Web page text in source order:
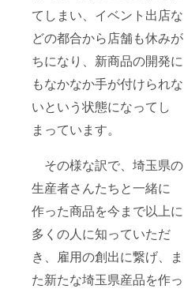
てしまい、イベント出店な
どの都合から店舗も休みが
ちになり、新商品の開発に
もなかなか手が付けられな
いという状態になってし
まっています。
その様な訳で、埼玉県の
生産者さんたちと一緒に
作った商品を今まで以上に
多くの人に知っていただ
き、雇用の創出に繋げ、ま
た新たな埼玉県産品を作っ